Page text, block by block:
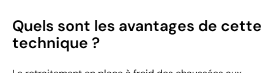
Quels sont les avantages de cette
technique ?